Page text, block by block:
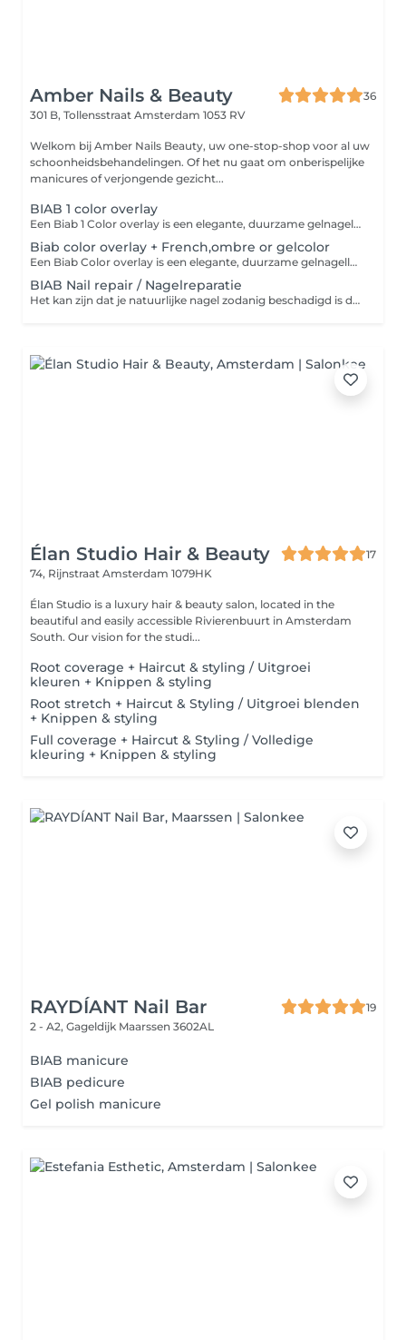
Amber Nails & Beauty
36
301 B, Tollensstraat Amsterdam 1053 RV
Welkom bij Amber Nails Beauty, uw one-stop-shop voor al uw
schoonheidsbehandelingen. Of het nu gaat om onberispelijke
manicures of verjongende gezicht...
BIAB 1 color overlay
Een Biab 1 Color overlay is een elegante, duurzame gelnagellak die zorgt voor een natuurlijke, glanzende finish met een kleurlaag. Perfect voor een verzorgende en subtiele look die lang blijft zitten. Ook geven wij vooraf een manicure. A Biab 1 Color overlay is an elegant, long-lasting gel nail polish that provides a natural, glossy finish with a layer of color. Perfect for a nourishing and subtle look that last a long time. We also give you a manicure
Biab color overlay + French,ombre or gelcolor
Een Biab Color overlay is een elegante, duurzame gelnagellak die zorgt voor een natuurlijke, glanzende finish met een kleurlaag. Perfect voor een verzorgende en subtiele look die lang blijft zitten. U kunt kiezen uit een French, ombre of een gellak. A Biab Color overlay is an elegant, long-lasting gel nail polish that provides a natural, glossy finish with a layer of color. Perfect for a nourishing and subtle look that last a long time. You can choose between French, ombre or gel color.
BIAB Nail repair / Nagelreparatie
Het kan zijn dat je natuurlijke nagel zodanig beschadigd is dat deze gerepareerd moet worden. Afhankelijk van de beschadiging aan de nagel worden er verschillende technieken toegepast de nagel te herstellen. Zo kunnen afgebroken of gescheurde nagels worden hersteld en begeleid naar hun originele natuurlijke staat.
Élan Studio Hair & Beauty
17
74, Rijnstraat Amsterdam 1079HK
Élan Studio is a luxury hair & beauty salon, located in the
beautiful and easily accessible Rivierenbuurt in Amsterdam
South. Our vision for the studi...
Root coverage + Haircut & styling / Uitgroei
kleuren + Knippen & styling
Root stretch + Haircut & Styling / Uitgroei blenden
+ Knippen & styling
Full coverage + Haircut & Styling / Volledige
kleuring + Knippen & styling
RAYDÍANT Nail Bar
19
2 - A2, Gageldijk Maarssen 3602AL
BIAB manicure
BIAB pedicure
Gel polish manicure